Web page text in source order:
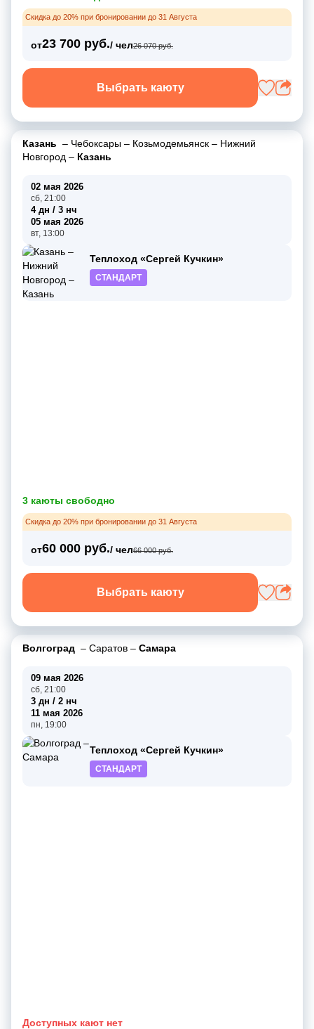
Скидка до 20% при бронировании до 31 Августа
от23 700 руб./ чел26 070 руб.
Выбрать каюту
Казань – Чебоксары – Козьмодемьянск – Нижний
Новгород – Казань
02 мая 2026
сб, 21:00
4 дн / 3 нч
05 мая 2026
вт, 13:00
Теплоход «Сергей Кучкин»
СТАНДАРТ
3 каюты свободно
Скидка до 20% при бронировании до 31 Августа
от60 000 руб./ чел66 000 руб.
Выбрать каюту
Волгоград – Саратов – Самара
09 мая 2026
сб, 21:00
3 дн / 2 нч
11 мая 2026
пн, 19:00
Теплоход «Сергей Кучкин»
СТАНДАРТ
Доступных кают нет